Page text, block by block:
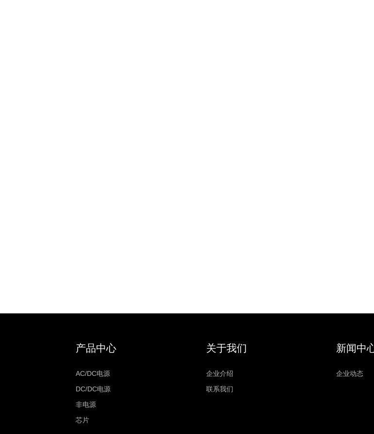
产品中心
AC/DC电源
DC/DC电源
非电源
芯片
关于我们
企业介绍
联系我们
新闻中
企业动态